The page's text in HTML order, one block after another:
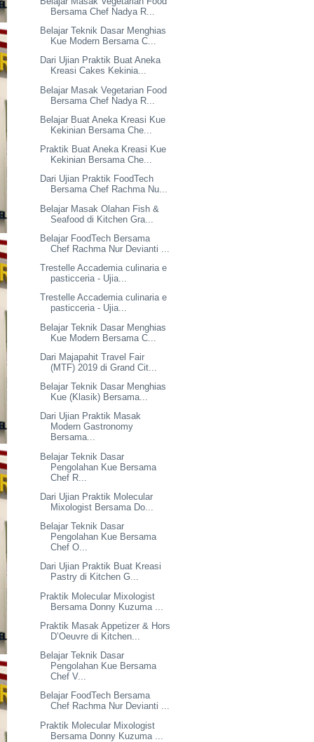
Bersama Chef Nadya R...
Belajar Teknik Dasar Menghias
Kue Modern Bersama C...
Dari Ujian Praktik Buat Aneka
Kreasi Cakes Kekinia...
Belajar Masak Vegetarian Food
Bersama Chef Nadya R...
Belajar Buat Aneka Kreasi Kue
Kekinian Bersama Che...
Praktik Buat Aneka Kreasi Kue
Kekinian Bersama Che...
Dari Ujian Praktik FoodTech
Bersama Chef Rachma Nu...
Belajar Masak Olahan Fish &
Seafood di Kitchen Gra...
Belajar FoodTech Bersama
Chef Rachma Nur Devianti ...
Trestelle Accademia culinaria e
pasticceria - Ujia...
Trestelle Accademia culinaria e
pasticceria - Ujia...
Belajar Teknik Dasar Menghias
Kue Modern Bersama C...
Dari Majapahit Travel Fair
(MTF) 2019 di Grand Cit...
Belajar Teknik Dasar Menghias
Kue (Klasik) Bersama...
Dari Ujian Praktik Masak
Modern Gastronomy
Bersama...
Belajar Teknik Dasar
Pengolahan Kue Bersama
Chef R...
Dari Ujian Praktik Molecular
Mixologist Bersama Do...
Belajar Teknik Dasar
Pengolahan Kue Bersama
Chef O...
Dari Ujian Praktik Buat Kreasi
Pastry di Kitchen G...
Praktik Molecular Mixologist
Bersama Donny Kuzuma ...
Praktik Masak Appetizer & Hors
D’Oeuvre di Kitchen...
Belajar Teknik Dasar
Pengolahan Kue Bersama
Chef V...
Belajar FoodTech Bersama
Chef Rachma Nur Devianti ...
Praktik Molecular Mixologist
Bersama Donny Kuzuma ...